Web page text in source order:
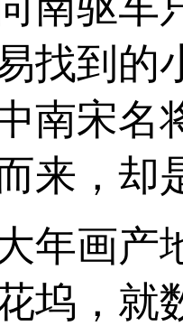
找到的
南宋
来，却
年画产
坞，就